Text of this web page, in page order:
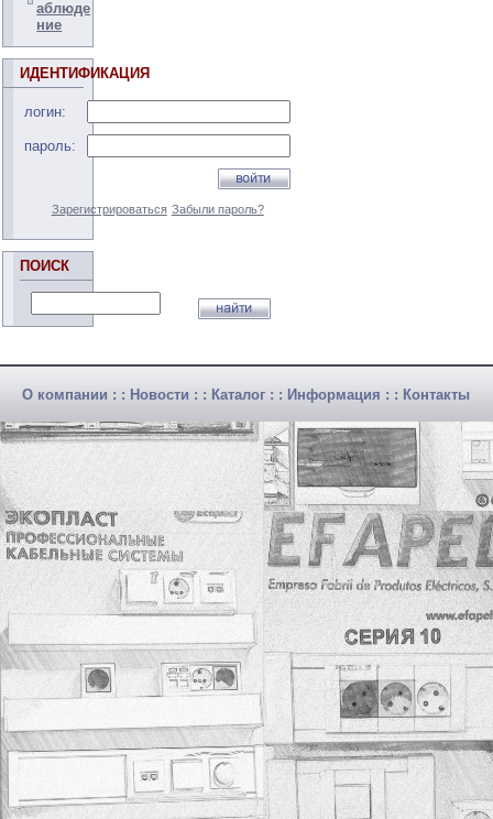
аблюде
ние
ИДЕНТИФИКАЦИЯ
логин:
пароль:
Зарегистрироваться Забыли пароль?
ПОИСК
О компании : : Новости : : Каталог : : Информация : : Контакты